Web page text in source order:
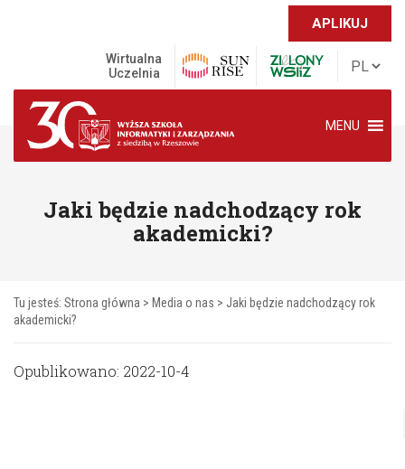
APLIKUJ
Wirtualna
Uczelnia
MENU
Jaki będzie nadchodzący rok
akademicki?
Tu jesteś: Strona główna > Media o nas > Jaki będzie nadchodzący rok
akademicki?
Opublikowano: 2022-10-4